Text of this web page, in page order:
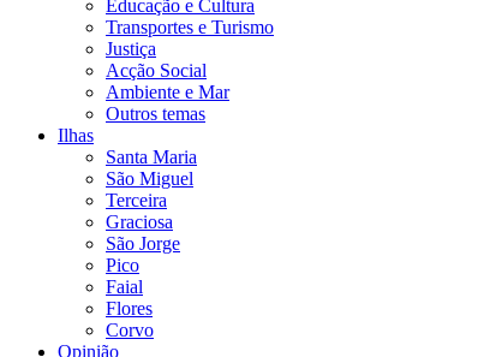
Educação e Cultura
Transportes e Turismo
Justiça
Acção Social
Ambiente e Mar
Outros temas
Ilhas
Santa Maria
São Miguel
Terceira
Graciosa
São Jorge
Pico
Faial
Flores
Corvo
Opinião